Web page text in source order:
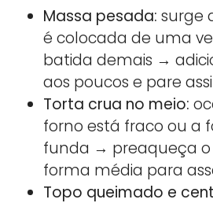
Massa pesada: surge
é colocada de uma
batida demais →
aos poucos e pare
Torta crua no meio:
forno está fraco ou a
funda → preaqueça o
forma média para
Topo queimado e